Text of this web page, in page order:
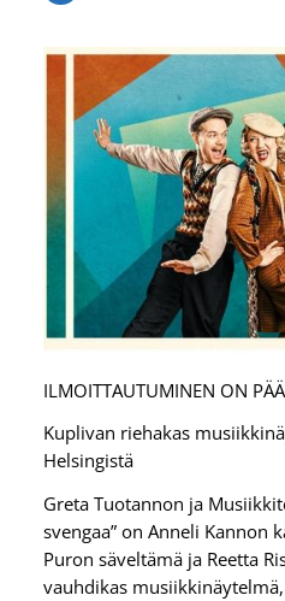
ILMOITTAUTUMINEN ON
Kuplivan riehakas
Helsingistä
Greta Tuotannon ja
svengaa” on Anneli Kannon
Puron säveltämä ja Reetta
vauhdikas